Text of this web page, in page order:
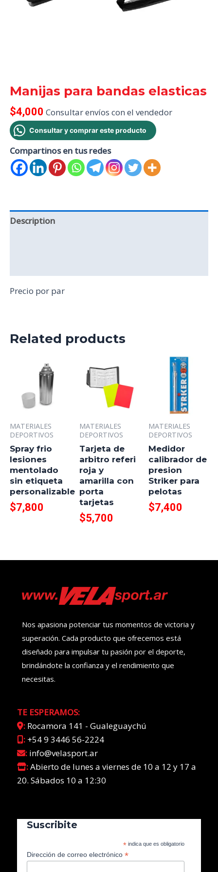
Manijas para bandas elasticas
$4,000 Consultar envíos con el vendedor
Consultar y comprar este producto
Compartinos en tus redes
Description
Precio por par
Related products
MATERIALES
DEPORTIVOS
Spray frio
lesiones
mentolado
sin etiqueta
personalizable
$7,800
MATERIALES
DEPORTIVOS
Tarjeta de
arbitro referi
roja y
amarilla con
porta
tarjetas
$5,700
MATERIALES
DEPORTIVOS
Medidor
calibrador de
presion
Striker para
pelotas
$7,400
Nos apasiona potenciar tus momentos de victoria y
superación. Cada producto que ofrecemos está
diseñado para impulsar tu pasión por el deporte,
brindándote la confianza y el rendimiento que
necesitas.
TE ESPERAMOS:
: Rocamora 141 - Gualeguaychú
: +54 9 3446 56-2224
: info@velasport.ar
:Abierto de lunes a viernes de 10 a 12 y 17 a
20. Sábados 10 a 12:30
Suscribite
* indica que es obligatorio
Dirección de correo electrónico *